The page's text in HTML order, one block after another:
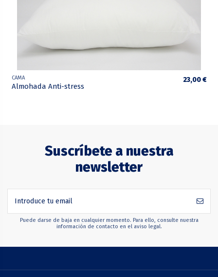
CAMA
Almohada Anti-stress
23,00 €
Suscríbete a nuestra
newsletter
Puede darse de baja en cualquier momento. Para ello, consulte nuestra
información de contacto en el aviso legal.